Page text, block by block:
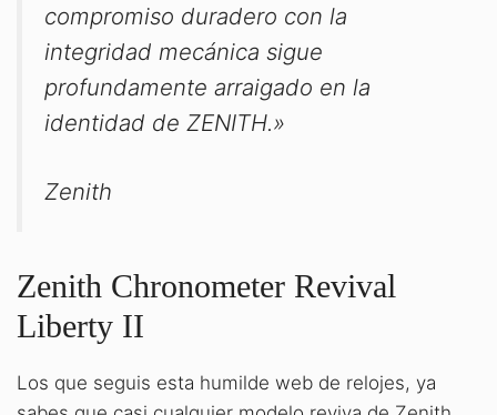
compromiso duradero con la
integridad mecánica sigue
profundamente arraigado en la
identidad de ZENITH.»
Zenith
Zenith Chronometer Revival
Liberty II
Los que seguis esta humilde web de relojes, ya